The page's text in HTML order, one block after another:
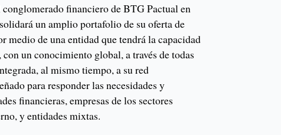
financiero de BTG Pactual en
un amplio portafolio de su oferta de
medio de una entidad que tendrá la capacidad
un conocimiento global, a través de todas
al mismo tiempo, a su red
para responder las necesidades y
financieras, empresas de los sectores
y entidades mixtas.